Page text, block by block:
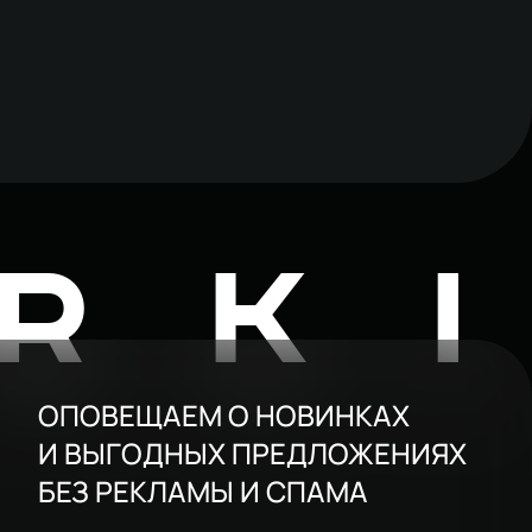
ОПОВЕЩАЕМ О НОВИНКАХ
И ВЫГОДНЫХ ПРЕДЛОЖЕНИЯХ
БЕЗ РЕКЛАМЫ И СПАМА